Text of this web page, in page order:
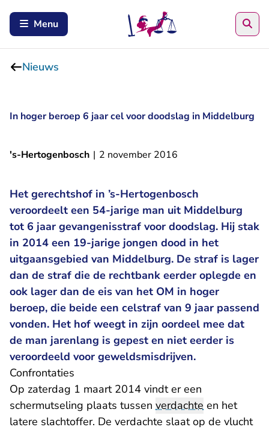
Menu
Nieuws
In hoger beroep 6 jaar cel voor doodslag in Middelburg
's-Hertogenbosch | 2 november 2016
Het gerechtshof in ’s-Hertogenbosch
veroordeelt een 54-jarige man uit Middelburg
tot 6 jaar gevangenisstraf voor doodslag. Hij stak
in 2014 een 19-jarige jongen dood in het
uitgaansgebied van Middelburg. De straf is lager
dan de straf die de rechtbank eerder oplegde en
ook lager dan de eis van het OM in hoger
beroep, die beide een celstraf van 9 jaar passend
vonden. Het hof weegt in zijn oordeel mee dat
de man jarenlang is gepest en niet eerder is
veroordeeld voor geweldsmisdrijven.
Confrontaties
Op zaterdag 1 maart 2014 vindt er een
schermutseling plaats tussen verdachte en het
latere slachtoffer. De verdachte slaat op de vlucht